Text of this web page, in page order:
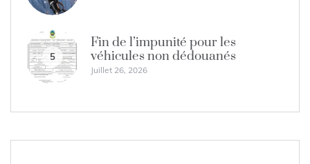
5
Fin de l’impunité pour les
véhicules non dédouanés
Juillet 26, 2026